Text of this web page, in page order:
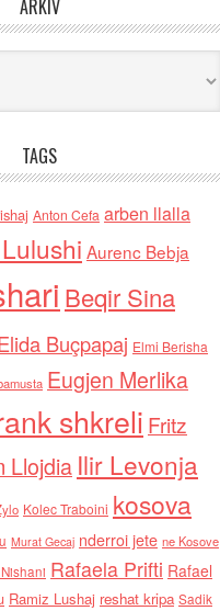
ARKIV
TAGS
Anton Cefa arben llalla
Aurenc Bebja
Beqir Sina
Buçpapaj Elmi Berisha
Eugjen Merlika
shkreli Fritz
Llojdia Ilir Levonja
Kolec Traboini kosova
Murat Gecaj nderroi jete ne Kosove
Rafaela Prifti Rafael
Ramiz Lushaj reshat kripa Sadik